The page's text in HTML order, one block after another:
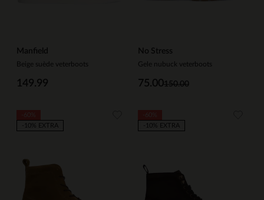
Manfield
Beige suède veterboots
149.99
No Stress
Gele nubuck veterboots
150.00
75.00
-10% EXTRA
-10% EXTRA